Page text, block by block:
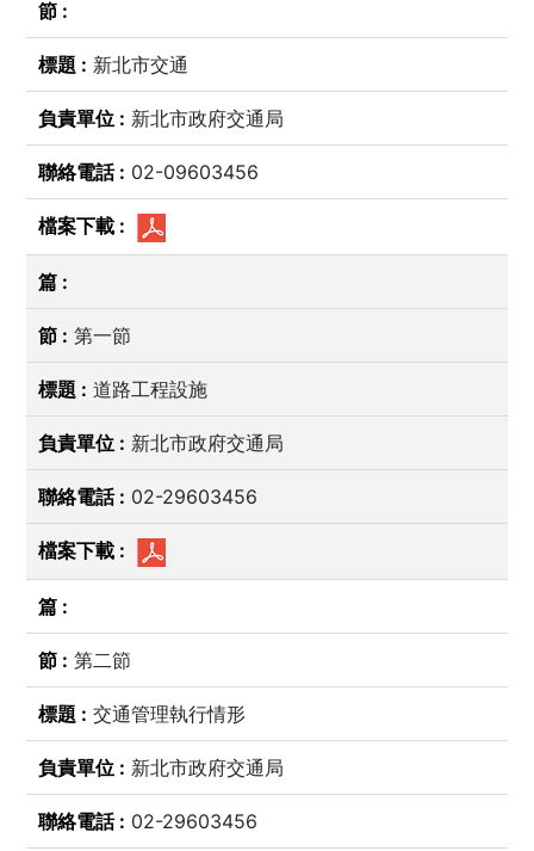
新北市交通
新北市政府交通局
02-09603456
第一節
道路工程設施
新北市政府交通局
02-29603456
第二節
交通管理執行情形
新北市政府交通局
02-29603456